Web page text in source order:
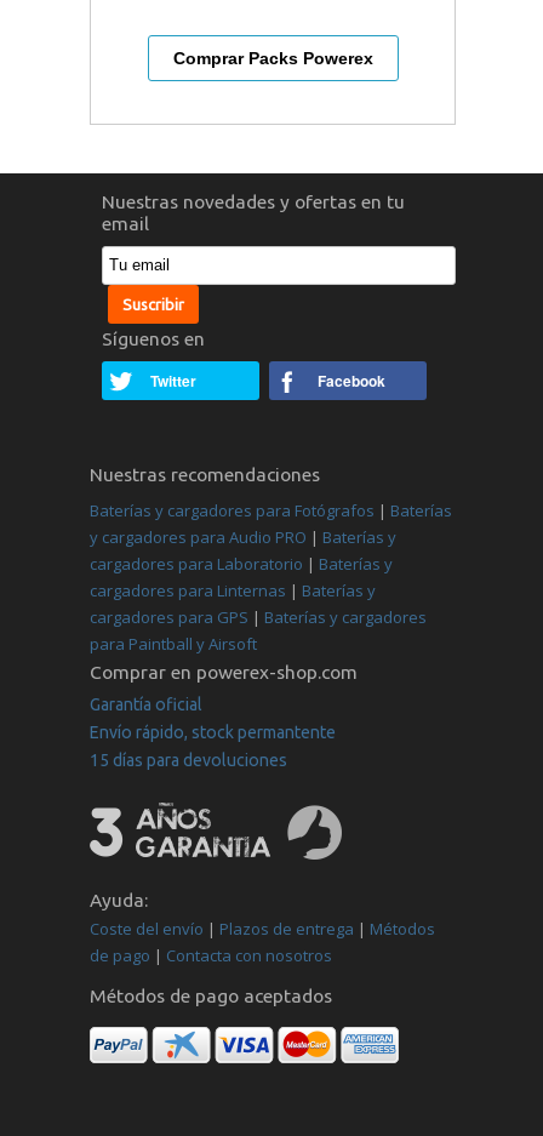
Comprar Packs Powerex
Nuestras novedades y ofertas en tu
email
Síguenos en
Twitter
Facebook
Nuestras recomendaciones
Baterías y cargadores para Fotógrafos | Baterías
y cargadores para Audio PRO | Baterías y
cargadores para Laboratorio | Baterías y
cargadores para Linternas | Baterías y
cargadores para GPS | Baterías y cargadores
para Paintball y Airsoft
Comprar en powerex-shop.com
Garantía oficial
Envío rápido, stock permantente
15 días para devoluciones
Ayuda:
Coste del envío | Plazos de entrega | Métodos
de pago | Contacta con nosotros
Métodos de pago aceptados